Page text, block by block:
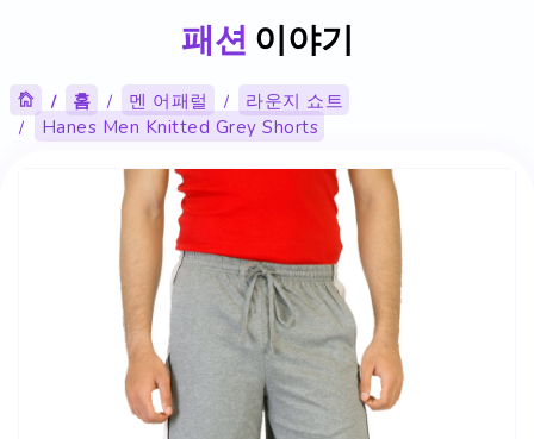
패션 이야기
홈 멘 어패럴
라운지 쇼트
Hanes Men Knitted Grey Shorts